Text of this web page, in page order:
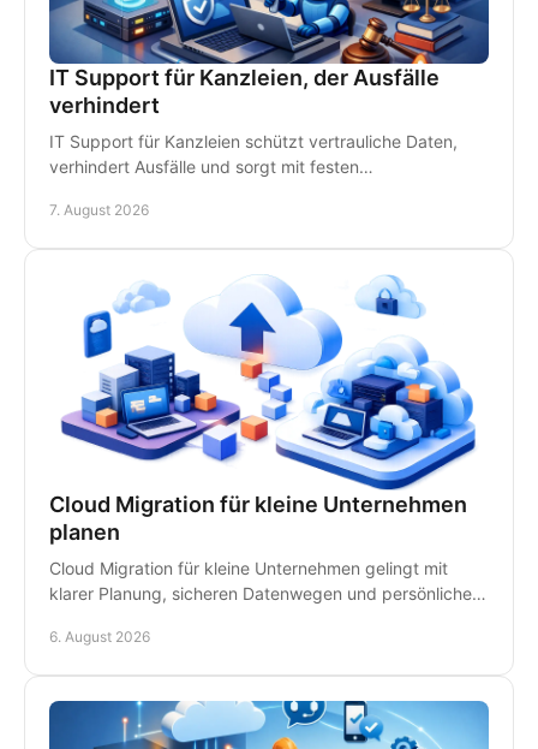
IT Support für Kanzleien, der Ausfälle
verhindert
IT Support für Kanzleien schützt vertrauliche Daten,
verhindert Ausfälle und sorgt mit festen
Kanzleialltag.
7. August 2026
Cloud Migration für kleine Unternehmen
planen
Cloud Migration für kleine Unternehmen gelingt mit
klarer Planung, sicheren Datenwegen und persönlicher
6. August 2026